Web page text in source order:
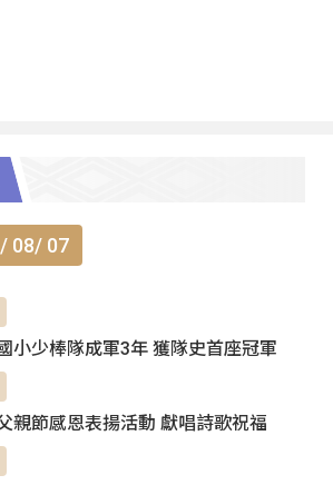
08/ 07
小少棒隊成軍3年 獲隊史首座冠軍
親節感恩表揚活動 獻唱詩歌祝福